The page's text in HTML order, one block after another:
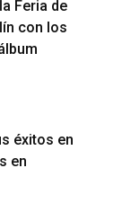
Feria de
con los
éxitos en
en